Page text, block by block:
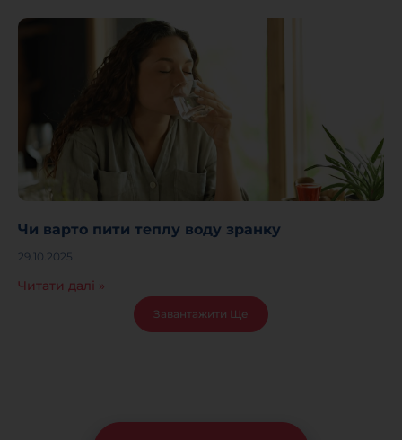
Чи варто пити теплу воду зранку
29.10.2025
Читати далі »
Завантажити Ще